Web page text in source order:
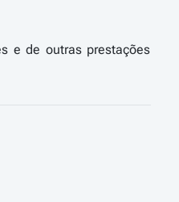
e de outras prestações